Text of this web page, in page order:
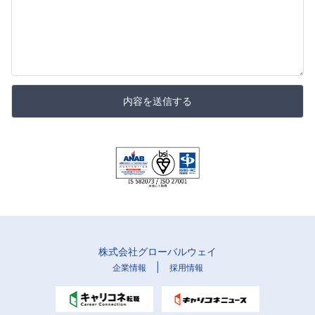
内容を送信する
株式会社グローバルウェイ
企業情報 採用情報